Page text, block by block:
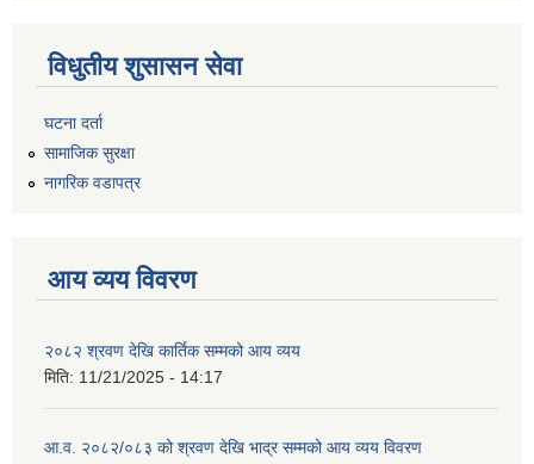
विधुतीय शुसासन सेवा
घटना दर्ता
सामाजिक सुरक्षा
नागरिक वडापत्र
आय व्यय विवरण
२०८२ श्रवण देखि कार्तिक सम्मको आय व्यय
मिति: 11/21/2025 - 14:17
आ.व. २०८२/०८३ को श्रवण देखि भाद्र सम्मको आय व्यय विवरण